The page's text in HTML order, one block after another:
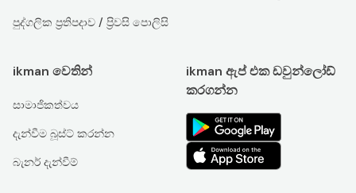
පුද්ගලික ප්‍රතිපදාව / ප්‍රිවසි පොලිසි
ikman වෙතින්
සාමාජිකත්වය
දැන්වීම බූස්ට් කරන්න
බැනර් දැන්වීම්
ikman ඇප් එක ඩවුන්ලෝඩ්
කරගන්න